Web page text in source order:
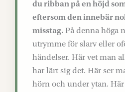
du ribban på en höjd
eftersom den innebär
misstag. På denna höga
utrymme för slarv eller
händelser. Här vet man
har lärt sig det. Här ser
hörn och under ytan.